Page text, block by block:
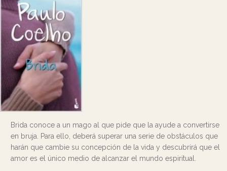
Brida conoce a un mago al que pide que la ayude a convertirse
en bruja. Para ello, deberá superar una serie de obstáculos que
harán que cambie su concepción de la vida y descubrirá que el
amor es el único medio de alcanzar el mundo espiritual.